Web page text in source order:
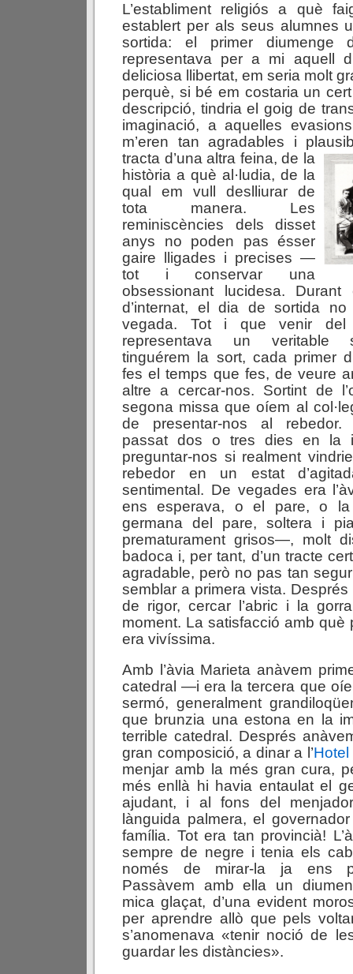
L’establiment religiós a què
establert per als seus alumnes
sortida: el primer
representava per a mi aquell
deliciosa llibertat, em seria molt
perquè, si bé em costaria un
descripció, tindria el goig de
imaginació, a aquelles
m’eren tan agradables i
tracta d’una altra feina, de la
història a què al·ludia, de la
qual em vull deslliurar de
tota manera. Les
reminiscències dels disset
anys no poden pas ésser
gaire lligades i precises —
tot i conservar una
obsessionant lucidesa.
d’internat, el dia de sortida
vegada. Tot i que venir del
representava un veritable
tinguérem la sort, cada primer
fes el temps que fes, de veure
altre a cercar-nos. Sortint de
segona missa que oíem al
de presentar-nos al rebedor.
passat dos o tres dies en la
preguntar-nos si realment
rebedor en un estat
sentimental. De vegades era
ens esperava, o el pare, o
germana del pare, soltera i
prematurament grisos—, molt
badoca i, per tant, d’un tracte
agradable, però no pas tan
semblar a primera vista.
de rigor, cercar l’abric i la
moment. La satisfacció amb què
era vivíssima.
Amb l’àvia Marieta anàvem
catedral —i era la tercera que
sermó, generalment
que brunzia una estona en la
terrible catedral. Després
gran composició, a dinar a l’
menjar amb la més gran cura,
més enllà hi havia entaulat el
ajudant, i al fons del
lànguida palmera, el
família. Tot era tan provincià!
sempre de negre i tenia els
només de mirar-la ja ens
Passàvem amb ella un
mica glaçat, d’una evident
per aprendre allò que pels
s’anomenava «tenir noció de
guardar les distàncies».